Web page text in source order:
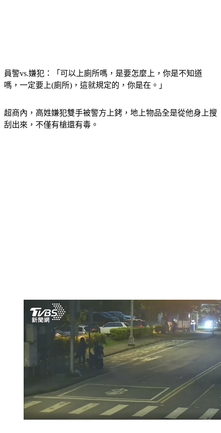
員警vs.嫌犯：「可以上廁所嗎，是要怎麼上，你是不知道
超商內，高姓嫌犯雙手被警方上銬，地上物品全是從他身上搜